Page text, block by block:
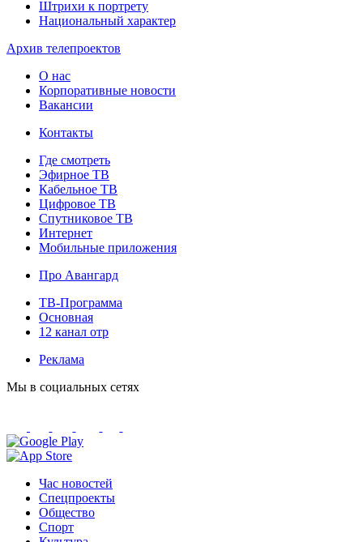
Штрихи к портрету
Национальный характер
Архив телепроектов
О нас
Корпоративные новости
Вакансии
Контакты
Где смотреть
Эфирное ТВ
Кабельное ТВ
Цифровое ТВ
Спутниковое ТВ
Интернет
Мобильные приложения
Про Авангард
ТВ-Программа
Основная
12 канал отр
Реклама
Мы в социальных сетях
Час новостей
Спецпроекты
Общество
Спорт